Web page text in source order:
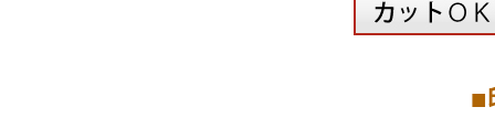
■